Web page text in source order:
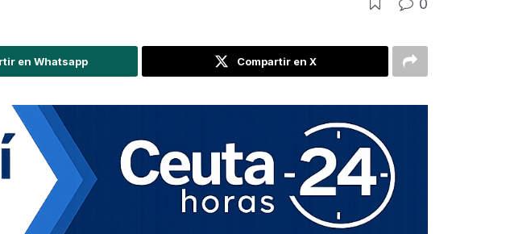
0
en Whatsapp Compartir en X